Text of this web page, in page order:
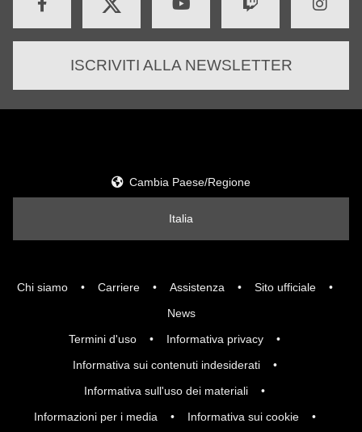
ISCRIVITI ALLA NEWSLETTER
Chi siamo Carriere Assistenza
Sito ufficiale
News
Termini d'uso
Informativa privacy
Informativa sui contenuti indesiderati
Informativa sull'uso dei materiali
Informazioni per i media
Informativa sui cookie
Cambia Paese/Regione
Italia